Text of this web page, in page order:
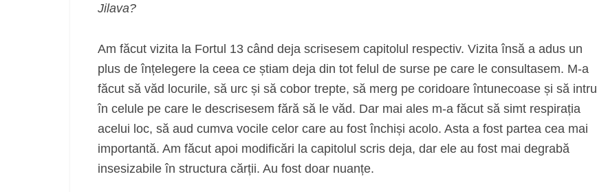
Jilava?
Am făcut vizita la Fortul 13 când deja scrisesem capitolul respectiv. Vizita însă a adus un
plus de înțelegere la ceea ce știam deja din tot felul de surse pe care le consultasem. M-a
făcut să văd locurile, să urc și să cobor trepte, să merg pe coridoare întunecoase și să intru
în celule pe care le descrisesem fără să le văd. Dar mai ales m-a făcut să simt respirația
acelui loc, să aud cumva vocile celor care au fost închiși acolo. Asta a fost partea cea mai
importantă. Am făcut apoi modificări la capitolul scris deja, dar ele au fost mai degrabă
insesizabile în structura cărții. Au fost doar nuanțe.